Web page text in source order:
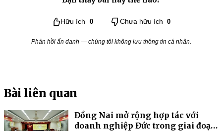
Hữu ích 0 Chưa hữu ích 0
Phản hồi ẩn danh — chúng tôi không lưu thông tin cá nhân.
Bài liên quan
Đồng Nai mở rộng hợp tác với
doanh nghiệp Đức trong giai đoạn